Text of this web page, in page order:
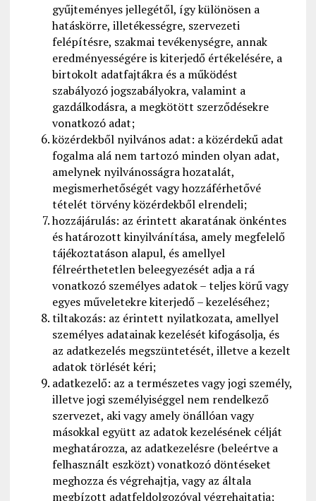
gyűjteményes jellegétől, így különösen a
hatáskörre, illetékességre, szervezeti
felépítésre, szakmai tevékenységre, annak
eredményességére is kiterjedő értékelésére, a
birtokolt adatfajtákra és a működést
szabályozó jogszabályokra, valamint a
gazdálkodásra, a megkötött szerződésekre
vonatkozó adat;
közérdekből nyilvános adat: a közérdekű adat
fogalma alá nem tartozó minden olyan adat,
amelynek nyilvánosságra hozatalát,
megismerhetőségét vagy hozzáférhetővé
tételét törvény közérdekből elrendeli;
hozzájárulás: az érintett akaratának önkéntes
és határozott kinyilvánítása, amely megfelelő
tájékoztatáson alapul, és amellyel
félreérthetetlen beleegyezését adja a rá
vonatkozó személyes adatok – teljes körű vagy
egyes műveletekre kiterjedő – kezeléséhez;
tiltakozás: az érintett nyilatkozata, amellyel
személyes adatainak kezelését kifogásolja, és
az adatkezelés megszüntetését, illetve a kezelt
adatok törlését kéri;
adatkezelő: az a természetes vagy jogi személy,
illetve jogi személyiséggel nem rendelkező
szervezet, aki vagy amely önállóan vagy
másokkal együtt az adatok kezelésének célját
meghatározza, az adatkezelésre (beleértve a
felhasznált eszközt) vonatkozó döntéseket
meghozza és végrehajtja, vagy az általa
megbízott adatfeldolgozóval végrehajtatja;